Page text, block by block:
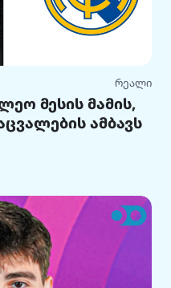
რეალი
მესის მამის,
ამბავს